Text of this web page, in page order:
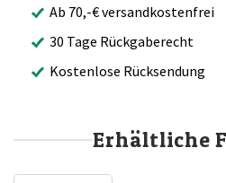
Ab 70,-€ versandkostenfrei
30 Tage Rückgaberecht
Kostenlose Rücksendung
Erhältliche